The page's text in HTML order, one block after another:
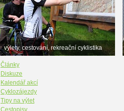
výlety, cestování, rekreační cyklistika
Články
Diskuze
Kalendář akcí
Cyklozájezdy
Tipy na výlet
Cestopisy